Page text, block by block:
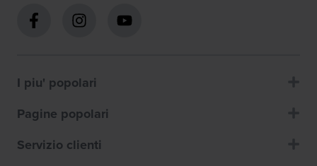
I piu' popolari
Pagine popolari
Servizio clienti